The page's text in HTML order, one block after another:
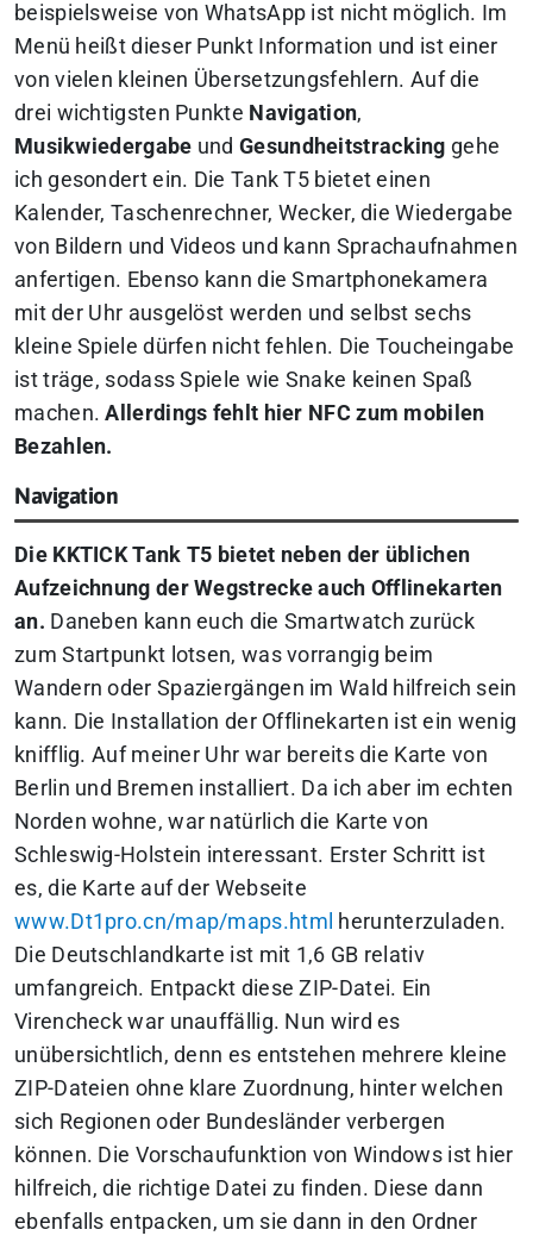
beispielsweise von WhatsApp ist nicht möglich. Im
Menü heißt dieser Punkt Information und ist einer
von vielen kleinen Übersetzungsfehlern. Auf die
drei wichtigsten Punkte Navigation,
Musikwiedergabe und Gesundheitstracking gehe
ich gesondert ein. Die Tank T5 bietet einen
Kalender, Taschenrechner, Wecker, die Wiedergabe
von Bildern und Videos und kann Sprachaufnahmen
anfertigen. Ebenso kann die Smartphonekamera
mit der Uhr ausgelöst werden und selbst sechs
kleine Spiele dürfen nicht fehlen. Die Toucheingabe
ist träge, sodass Spiele wie Snake keinen Spaß
machen.Allerdings fehlt hier NFC zum mobilen
Bezahlen.
Navigation
Die KKTICK Tank T5 bietet neben der üblichen
Aufzeichnung der Wegstrecke auch Offlinekarten
an. Daneben kann euch die Smartwatch zurück
zum Startpunkt lotsen, was vorrangig beim
Wandern oder Spaziergängen im Wald hilfreich sein
kann. Die Installation der Offlinekarten ist ein wenig
knifflig. Auf meiner Uhr war bereits die Karte von
Berlin und Bremen installiert. Da ich aber im echten
Norden wohne, war natürlich die Karte von
Schleswig-Holstein interessant. Erster Schritt ist
es, die Karte auf der Webseite
www.Dt1pro.cn/map/maps.html herunterzuladen.
Die Deutschlandkarte ist mit 1,6 GB relativ
umfangreich. Entpackt diese ZIP-Datei. Ein
Virencheck war unauffällig. Nun wird es
unübersichtlich, denn es entstehen mehrere kleine
ZIP-Dateien ohne klare Zuordnung, hinter welchen
sich Regionen oder Bundesländer verbergen
können. Die Vorschaufunktion von Windows ist hier
hilfreich, die richtige Datei zu finden. Diese dann
ebenfalls entpacken, um sie dann in den Ordner